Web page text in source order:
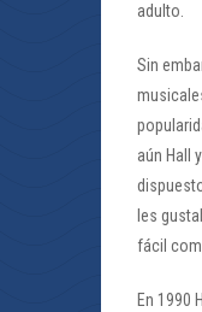
adulto.
Sin
aún Hall
les
fácil
En 1990